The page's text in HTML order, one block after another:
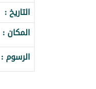
التاريخ :
المكان :
الرسوم :